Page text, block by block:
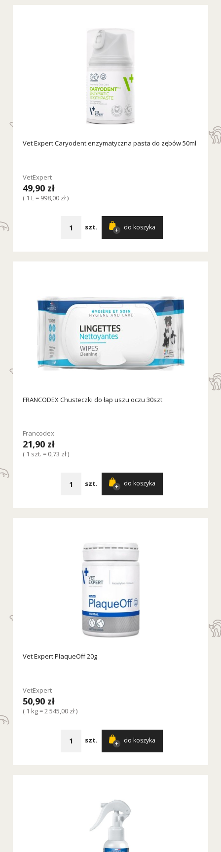
Vet Expert Caryodent enzymatyczna pasta do zębów 50ml
VetExpert
49,90 zł
( 1 L = 998,00 zł )
szt. do koszyka
FRANCODEX Chusteczki do łap uszu oczu 30szt
Francodex
21,90 zł
( 1 szt. = 0,73 zł )
szt. do koszyka
Vet Expert PlaqueOff 20g
VetExpert
50,90 zł
( 1 kg = 2 545,00 zł )
szt. do koszyka